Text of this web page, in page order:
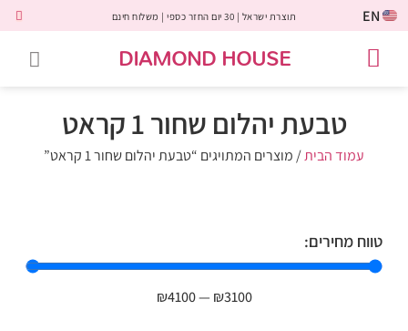
EN תוצרת ישראל | 30 יום החזר כספי | משלוח חינם
DIAMOND HOUSE
טבעת יהלום שחור 1 קראט
עמוד הבית/ מוצרים המתויגים “טבעת יהלום שחור 1 קראט”
טווח מחירים:
₪3100
—
₪4100